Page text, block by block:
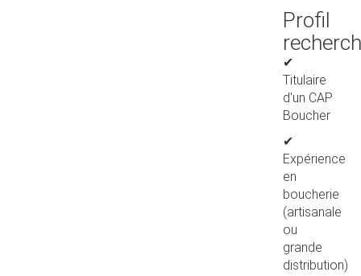
Profil
✔
Titulaire
d'un CAP
Boucher
✔
Expérience
en
boucherie
(artisanale
ou
grande
distribution)